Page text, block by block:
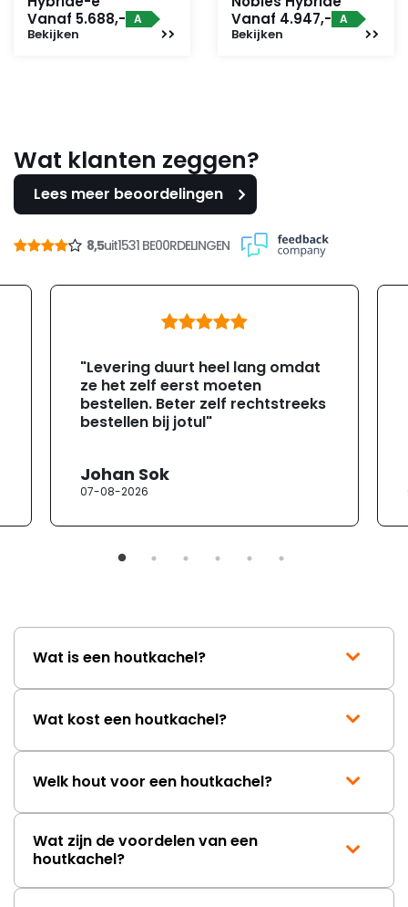
Vanaf 5.688,- A
Bekijken
Vanaf 4.947,- A
Bekijken
Wat klanten zeggen?
Lees meer beoordelingen
8,5uit1531 BE00RDELINGEN
"Levering duurt heel lang omdat
ze het zelf eerst moeten
bestellen. Beter zelf rechtstreeks
bestellen bij jotul"
Johan Sok
07-08-2026
Wat is een houtkachel?
Wat kost een houtkachel?
Welk hout voor een houtkachel?
Wat zijn de voordelen van een
houtkachel?